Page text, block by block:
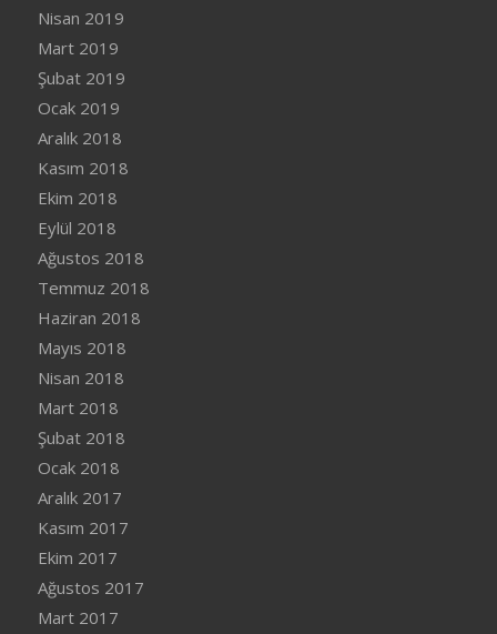
Nisan 2019
Mart 2019
Şubat 2019
Ocak 2019
Aralık 2018
Kasım 2018
Ekim 2018
Eylül 2018
Ağustos 2018
Temmuz 2018
Haziran 2018
Mayıs 2018
Nisan 2018
Mart 2018
Şubat 2018
Ocak 2018
Aralık 2017
Kasım 2017
Ekim 2017
Ağustos 2017
Mart 2017